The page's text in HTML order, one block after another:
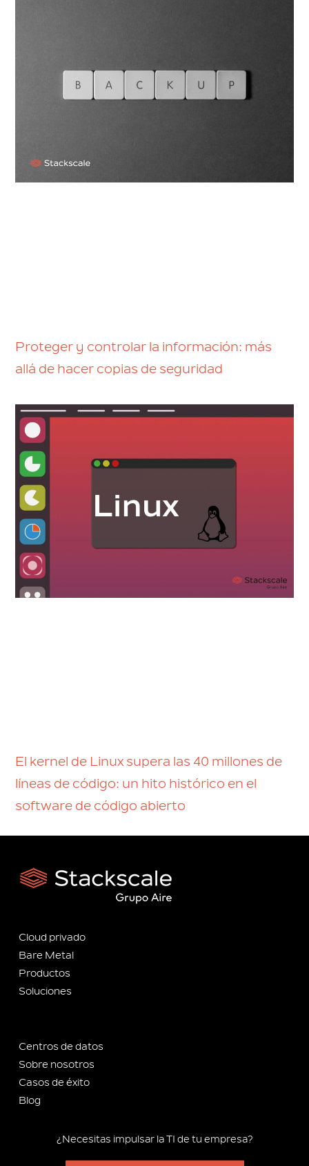
Proteger y controlar la información: más
allá de hacer copias de seguridad
El kernel de Linux supera las 40 millones de
líneas de código: un hito histórico en el
software de código abierto
Cloud privado
Bare Metal
Productos
Soluciones
Centros de datos
Sobre nosotros
Casos de éxito
Blog
¿Necesitas impulsar la TI de tu empresa?